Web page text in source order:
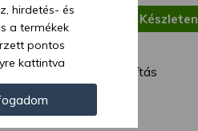
Készleten
Normál szállítás
hirdetés- és
a termékek
pontos
kattintva
Másik
juthat, és
nem